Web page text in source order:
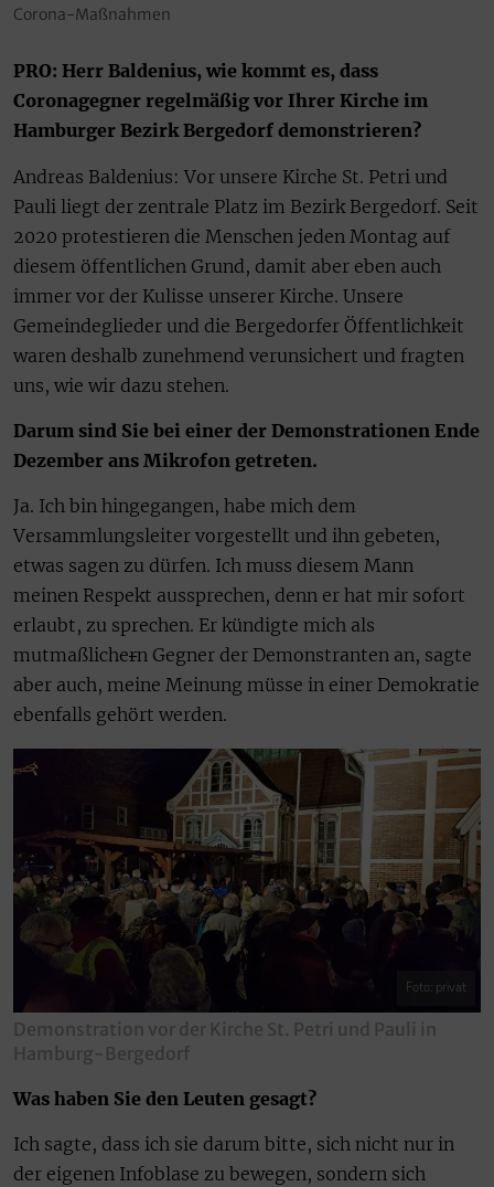
Corona-Maßnahmen
PRO: Herr Baldenius, wie kommt es, dass
Coronagegner regelmäßig vor Ihrer Kirche im
Hamburger Bezirk Bergedorf demonstrieren?
Andreas Baldenius: Vor unsere Kirche St. Petri und
Pauli liegt der zentrale Platz im Bezirk Bergedorf. Seit
2020 protestieren die Menschen jeden Montag auf
diesem öffentlichen Grund, damit aber eben auch
immer vor der Kulisse unserer Kirche. Unsere
Gemeindeglieder und die Bergedorfer Öffentlichkeit
waren deshalb zunehmend verunsichert und fragten
uns, wie wir dazu stehen.
Darum sind Sie bei einer der Demonstrationen Ende
Dezember ans Mikrofon getreten.
Ja. Ich bin hingegangen, habe mich dem
Versammlungsleiter vorgestellt und ihn gebeten,
etwas sagen zu dürfen. Ich muss diesem Mann
meinen Respekt aussprechen, denn er hat mir sofort
erlaubt, zu sprechen. Er kündigte mich als
mutmaßlichern Gegner der Demonstranten an, sagte
aber auch, meine Meinung müsse in einer Demokratie
ebenfalls gehört werden.
Foto: privat
Demonstration vor der Kirche St. Petri und Pauli in
Hamburg-Bergedorf
Was haben Sie den Leuten gesagt?
Ich sagte, dass ich sie darum bitte, sich nicht nur in
der eigenen Infoblase zu bewegen, sondern sich